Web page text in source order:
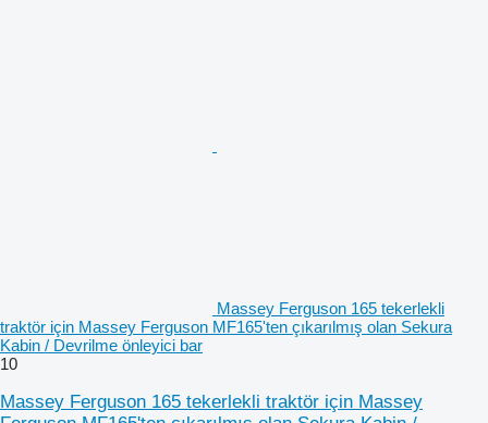
Massey Ferguson 165 tekerlekli
traktör için Massey Ferguson MF165'ten çıkarılmış olan Sekura
Kabin / Devrilme önleyici bar
10
Massey Ferguson 165 tekerlekli traktör için Massey